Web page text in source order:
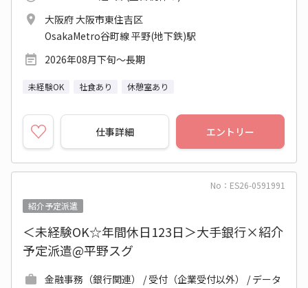
大阪府 大阪市東住吉区
OsakaMetro谷町線 平野(地下鉄)駅
2026年08月下旬～長期
未経験OK 社食あり 休憩室あり
仕事詳細 エントリー
No：ES26-0591991
紹介予定派遣
＜未経験OK☆年間休日123日＞大手銀行×紹介
予定派遣@平野スグ
金融事務（銀行関連） / 受付（企業受付以外） / データ